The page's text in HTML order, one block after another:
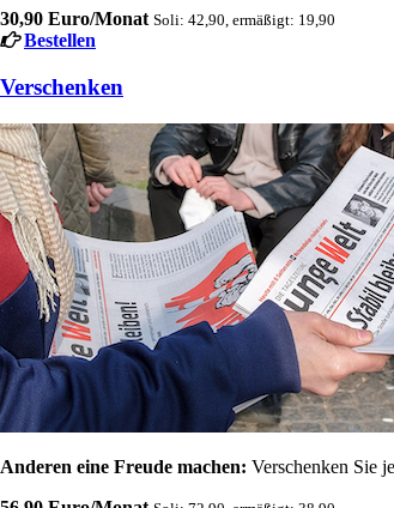
30,90 Euro/Monat Soli: 42,90, ermäßigt: 19,90
Bestellen
Verschenken
Anderen eine Freude machen: Verschenken Sie